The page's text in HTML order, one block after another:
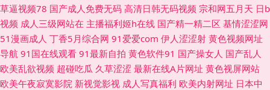
电影日本 变态另类先锋 91超碰人人操 久久免费视频21 日韩脚交在线 亚洲性
影院 AV免费三级手机 国产色色网 免费看黄网址 日韩色色网站 宅男大香蕉大
香蕉 探花福利极品 97cao操 国产福利资源 老湿青青草 日本三级网站 亚洲AT
草逼视频78 国产成人免费无码 高清日韩无码视频 宗和网五月天 日b
视频 成人三级网站在 主播福利姬h在线 国产精一精二区 基情涩涩网
51漫画成人 丁香5月综合网 91爱爱com 伊人涩涩射 黄色视频网址
导航 91国在线观看 91最新自拍 黄色软件91 国产操女人 国产乱人
欧美乱欲视频 超碰吃瓜 久草涩涩 最新在线A片网址 黄色视屏网站
欧美午夜寂寞影院 新视觉影视 成人写真福利 欧美内射网址 日本中